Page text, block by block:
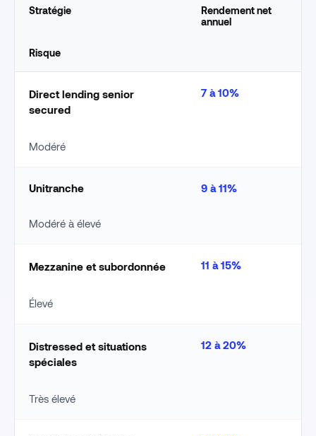
Stratégie
Rendement net
annuel
Risque
Direct lending senior
secured
7 à 10%
Modéré
Unitranche 9 à 11%
Modéré à élevé
Mezzanine et subordonnée 11 à 15%
Élevé
Distressed et situations
spéciales
12 à 20%
Très élevé